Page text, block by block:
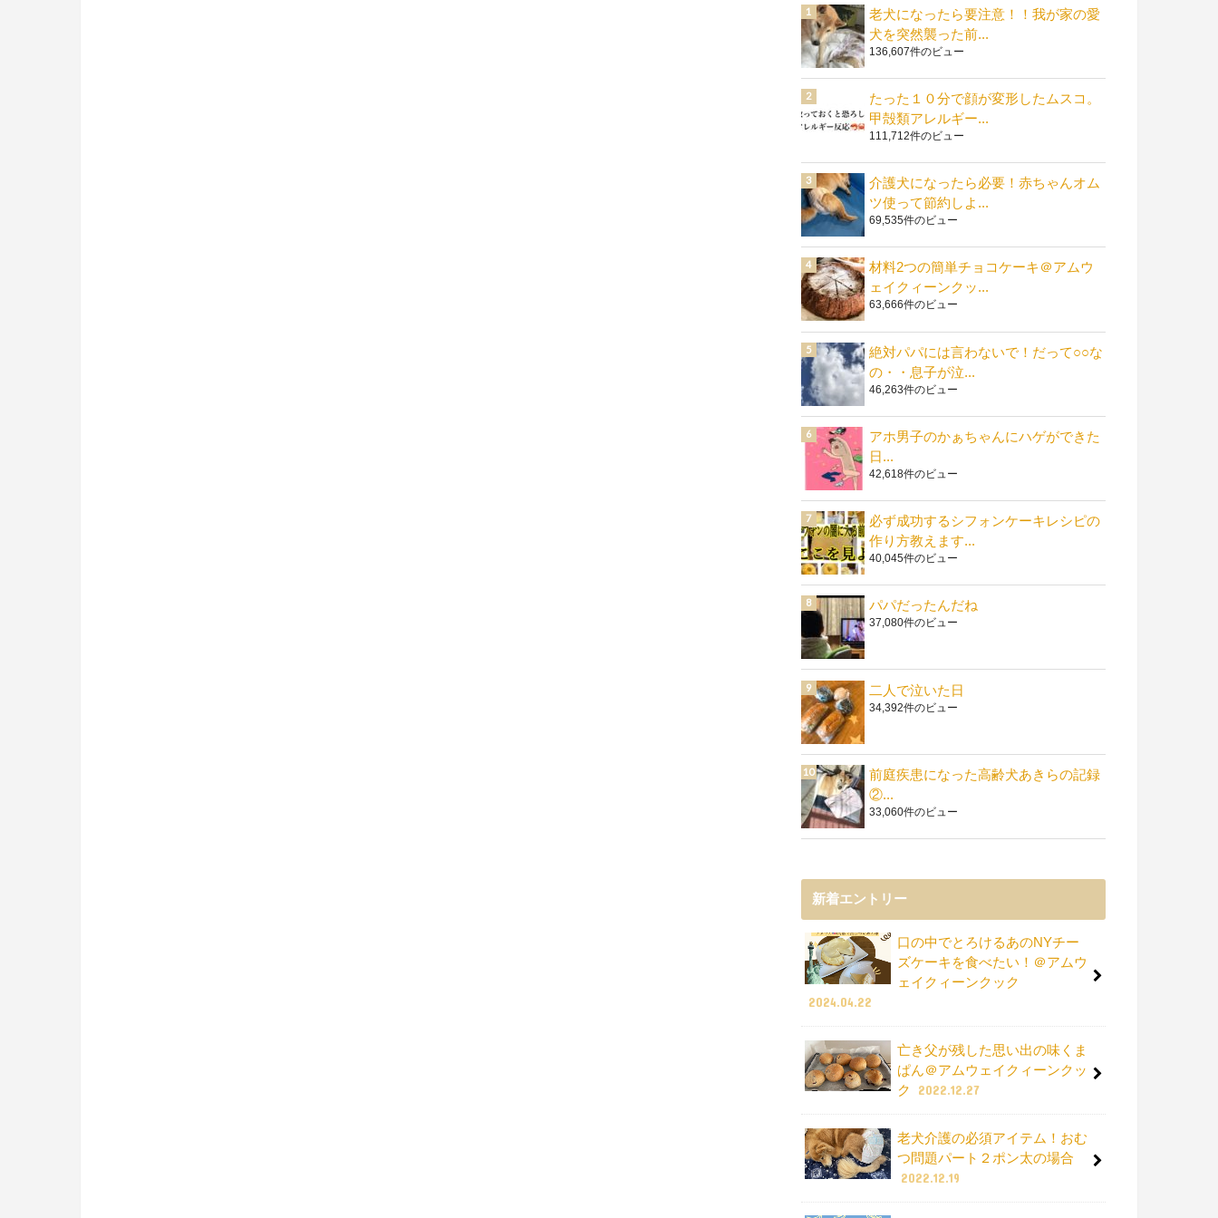
老犬になったら要注意！！我が家の愛
犬を突然襲った前...
136,607件のビュー
たった１０分で顔が変形したムスコ。
甲殻類アレルギー...
111,712件のビュー
介護犬になったら必要！赤ちゃんオム
ツ使って節約しよ...
69,535件のビュー
材料2つの簡単チョコケーキ＠アムウ
ェイクィーンクッ...
63,666件のビュー
絶対パパには言わないで！だって○○な
の・・息子が泣...
46,263件のビュー
アホ男子のかぁちゃんにハゲができた
日...
42,618件のビュー
必ず成功するシフォンケーキレシピの
作り方教えます...
40,045件のビュー
パパだったんだね
37,080件のビュー
二人で泣いた日
34,392件のビュー
前庭疾患になった高齢犬あきらの記録
②...
33,060件のビュー
新着エントリー
口の中でとろけるあのNYチー
ズケーキを食べたい！＠アムウ
ェイクィーンクック
2024.04.22
亡き父が残した思い出の味くま
ぱん＠アムウェイクィーンクッ
ク
2022.12.27
老犬介護の必須アイテム！おむ
つ問題パート２ポン太の場合
2022.12.19